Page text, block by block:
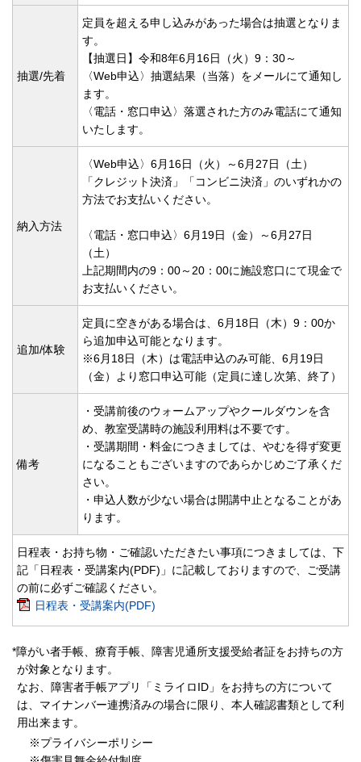
抽選/先着
定員を超える申し込みがあった場合は抽選となりま
す。
【抽選日】令和8年6月16日（火）9：30～
〈Web申込〉抽選結果（当落）をメールにて通知し
ます。
〈電話・窓口申込〉落選された方のみ電話にて通知
いたします。
納入方法
〈Web申込〉6月16日（火）～6月27日（土）
「クレジット決済」「コンビニ決済」のいずれかの
方法でお支払いください。
〈電話・窓口申込〉6月19日（金）～6月27日
（土）
上記期間内の9：00～20：00に施設窓口にて現金で
お支払いください。
追加/体験
定員に空きがある場合は、6月18日（木）9：00か
ら追加申込可能となります。
※6月18日（木）は電話申込のみ可能、6月19日
（金）より窓口申込可能（定員に達し次第、終了）
備考
・受講前後のウォームアップやクールダウンを含
め、教室受講時の施設利用料は不要です。
・受講期間・料金につきましては、やむを得ず変更
になることもございますのであらかじめご了承くだ
さい。
・申込人数が少ない場合は開講中止となることがあ
ります。
日程表・お持ち物・ご確認いただきたい事項につきましては、下
記「日程表・受講案内(PDF)」に記載しておりますので、ご受講
の前に必ずご確認ください。
日程表・受講案内(PDF)
*障がい者手帳、療育手帳、障害児通所支援受給者証をお持ちの方
が対象となります。
なお、障害者手帳アプリ「ミライロID」をお持ちの方について
は、マイナンバー連携済みの場合に限り、本人確認書類として利
用出来ます。
※プライバシーポリシー